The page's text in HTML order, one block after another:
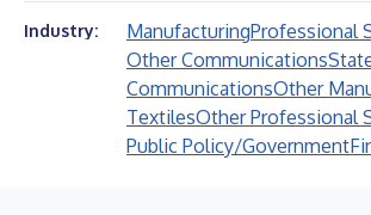
Industry: ManufacturingProfessional
Other Communications
CommunicationsOther
TextilesOther Professional
Public Policy/Government